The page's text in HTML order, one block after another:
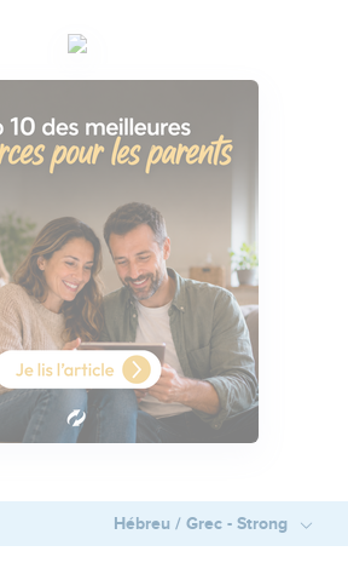
Hébreu / Grec - Strong